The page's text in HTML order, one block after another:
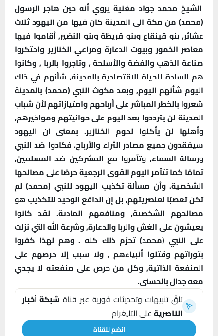
الشيخ محمد جواد مغنية يروي أنه حين هاجر الرسول
(محمد) من مكة الى المدينة كان فيها من اليهود ثلاث
عشائر, بنو قينقاع وبنو قريظة وبنو النضير, أقاموا فيها
معاصر الخمور وبيوت الدعارة ومراعي الخنازير واحتكروا
صناعة الذهب والفضة والأسلحة , وتاجروا بالربا , وكانوا
هم السادة للحياة الاقتصادية بالمدينة, شأنهم في ذلك
اليوم شأنهم اليوم, وبعد مكوث النبي (محمد) بالمدينة
شعروا بالخطر المباشر على أرباحهم وامتيازاتهم لأن شباب
المدينة لن يترددوا بعد اليوم على حوانيتهم ومواخيرهم,
وأهلها لن يأكلوا لحوم الخنازير. بمعنى ان اليهود
سيفقدون جميع مصادر الثراء والأرباح. فكادوا ضد النبي
ورسالة السماء, وتآمروا مع المشركين ضد المسلمين,
تمامًا كما تتآمر اليوم القوى الرجعية حرصًا على مصالحها
الشخصية. وأن مسألة تكذيب اليهود للنبي (محمد) لم
تكن تعصبًا لعنصريتهم, بل إن الدافع الوحيد للتكذيب هو
مصالحهم الشخصية, ومنافعهم المادية. لقد كانوا
يعيشون على الغش والربا والدعارة, وشرعة الله التي نزلت
على النبي (محمد) تحرّم ذلك كله . وهم لهذا كفروا
بتوراتهم وقتلوا أنبياءهم , ولا سبب إلا حرصهم على
المنفعة الذاتية, وكل من حرص على منفعته لا يجدي
معه جدال بالحسنى.
تلقَّ تنبيهات وتحديثات فورية عبر قناة شبكة أخبار
الناصريةعلى التليغرام
انضم للقناة